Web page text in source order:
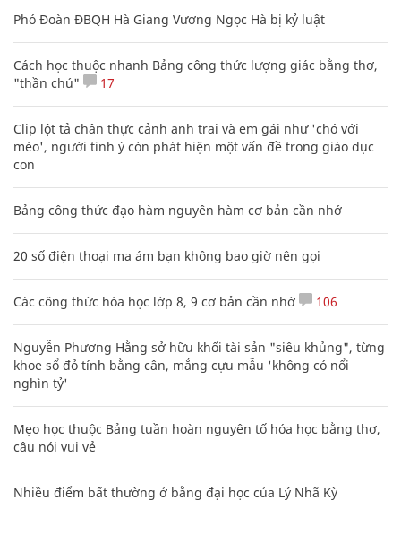
Phó Đoàn ĐBQH Hà Giang Vương Ngọc Hà bị kỷ luật
Cách học thuộc nhanh Bảng công thức lượng giác bằng thơ,
"thần chú"
17
Clip lột tả chân thực cảnh anh trai và em gái như 'chó với
mèo', người tinh ý còn phát hiện một vấn đề trong giáo dục
con
Bảng công thức đạo hàm nguyên hàm cơ bản cần nhớ
20 số điện thoại ma ám bạn không bao giờ nên gọi
Các công thức hóa học lớp 8, 9 cơ bản cần nhớ 106
Nguyễn Phương Hằng sở hữu khối tài sản "siêu khủng", từng
khoe sổ đỏ tính bằng cân, mắng cựu mẫu 'không có nổi
nghìn tỷ'
Mẹo học thuộc Bảng tuần hoàn nguyên tố hóa học bằng thơ,
câu nói vui vẻ
Nhiều điểm bất thường ở bằng đại học của Lý Nhã Kỳ